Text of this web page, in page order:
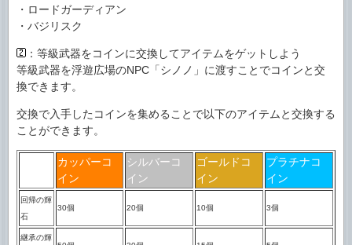
・ロードガーディアン
・バジリスク
：等級武器をコインに交換してアイテムをゲットしよう
等級武器を浮遊広場のNPC「シノノ」に渡すことでコインと交
換できます。
交換で入手したコインを集めることで以下のアイテムと交換する
ことができます。
カッパーコ
イン
シルバーコ
イン
ゴールドコ
イン
プラチナコ
イン
回帰の輝
石
30個 20個 10個 3個
継承の輝